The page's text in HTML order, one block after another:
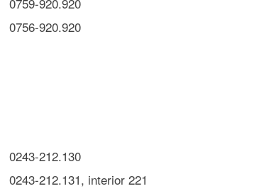
0756-920.920
0243-212.130
0243-212.131, interior 221